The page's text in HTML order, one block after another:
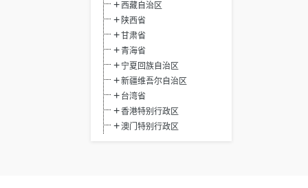
西藏自治区
陕西省
甘肃省
青海省
宁夏回族自治区
新疆维吾尔自治区
台湾省
香港特别行政区
澳门特别行政区